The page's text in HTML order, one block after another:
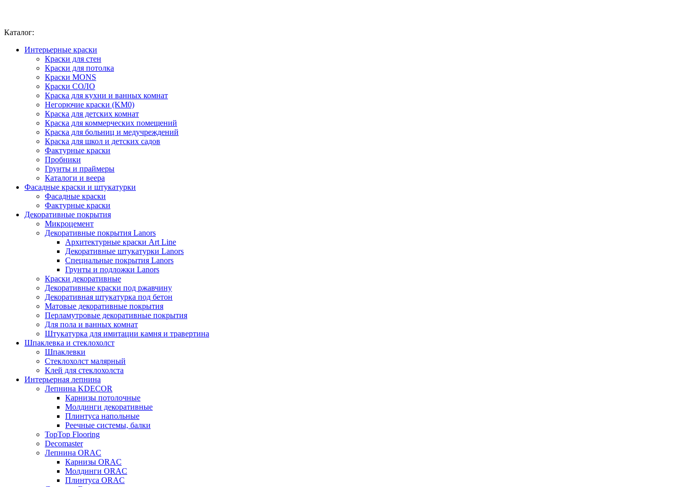
Каталог:
Интерьерные краски
Краски для стен
Краски для потолка
Краски MONS
Краски СОЛО
Краска для кухни и ванных комнат
Негорючие краски (KM0)
Краска для детских комнат
Краска для коммерческих помещений
Краска для больниц и медучреждений
Краска для школ и детских садов
Фактурные краски
Пробники
Грунты и праймеры
Каталоги и веера
Фасадные краски и штукатурки
Фасадные краски
Фактурные краски
Декоративные покрытия
Микроцемент
Декоративные покрытия Lanors
Архитектурные краски Art Line
Декоративные штукатурки Lanors
Специальные покрытия Lanors
Грунты и подложки Lanors
Краски декоративные
Декоративные краски под ржавчину
Декоративная штукатурка под бетон
Матовые декоративные покрытия
Перламутровые декоративные покрытия
Для пола и ванных комнат
Штукатурка для имитации камня и травертина
Шпаклевка и стеклохолст
Шпаклевки
Стеклохолст малярный
Клей для стеклохолста
Интерьерная лепнина
Лепнина KDECOR
Карнизы потолочные
Молдинги декоративные
Плинтуса напольные
Реечные системы, балки
TopTop Flooring
Decomaster
Лепнина ORAC
Карнизы ORAC
Молдинги ORAC
Плинтуса ORAC